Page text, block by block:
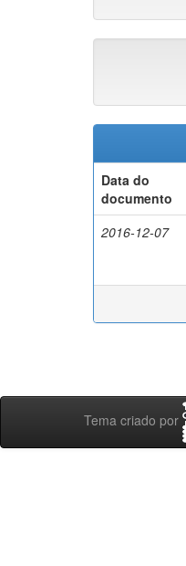
Data do
documento
2016-12-07
Tema criado por